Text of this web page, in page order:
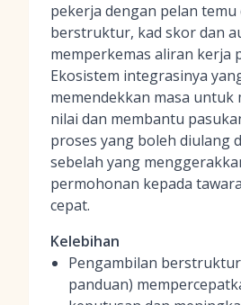
pekerja dengan pelan temu
berstruktur, kad skor dan
memperkemas aliran kerja
Ekosistem integrasinya
memendekkan masa untuk
nilai dan membantu
proses yang boleh diulang
sebelah yang
permohonan kepada
cepat.
Kelebihan
Pengambilan
panduan)